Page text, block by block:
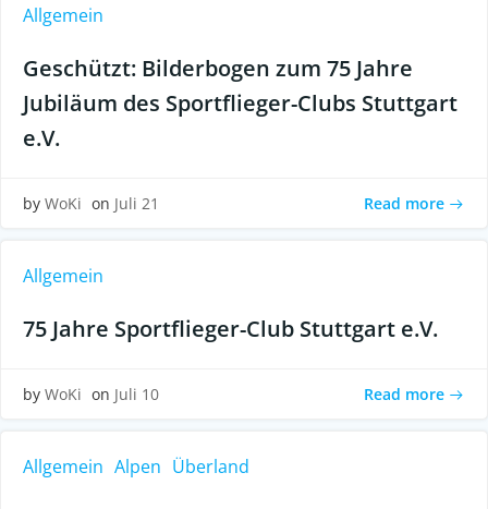
Allgemein
Geschützt: Bilderbogen zum 75 Jahre
Jubiläum des Sportflieger-Clubs Stuttgart
e.V.
by WoKi on Juli 21 Read more
Allgemein
75 Jahre Sportflieger-Club Stuttgart e.V.
by WoKi on Juli 10 Read more
Allgemein Alpen Überland